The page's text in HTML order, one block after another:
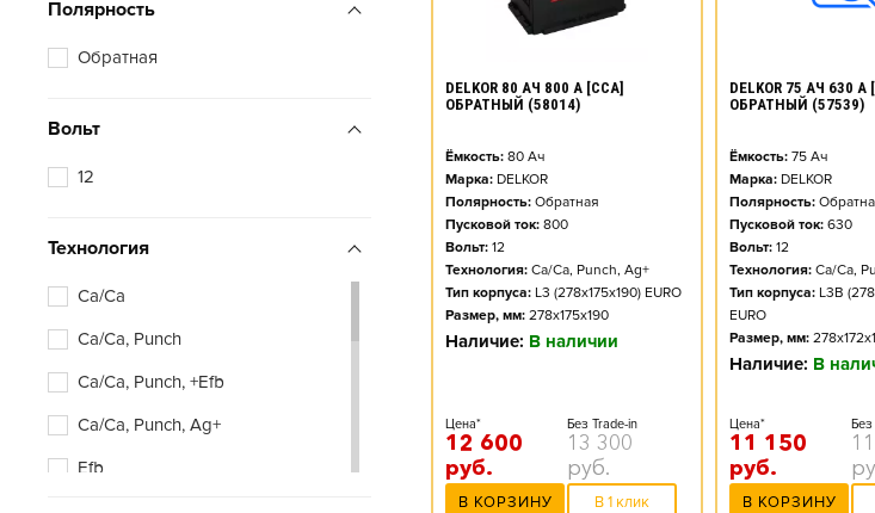
Полярность
Обратная
Вольт
12
Технология
Ca/Ca
Ca/Ca, Punch
Ca/Ca, Punch, +Efb
Ca/Ca, Punch, Ag+
Efb
DELKOR 80 АЧ 800 А [CCA]
ОБРАТНЫЙ (58014)
Ёмкость: 80 Ач
Марка: DELKOR
Полярность: Обратная
Пусковой ток: 800
Вольт: 12
Технология: Ca/Ca, Punch, Ag+
Тип корпуса: L3 (278x175x190) EURO
Размер, мм: 278x175x190
Наличие: В наличии
Цена*
12 600
руб.
Без Trade-in
13 300
руб.
В КОРЗИНУ В 1 клик
DELKOR 75 АЧ 630
ОБРАТНЫЙ (57539)
Ёмкость: 75 Ач
Марка: DELKOR
Полярность:
Пусковой ток: 630
Вольт: 12
Технология: Ca/Ca,
Тип корпуса: L3B
EURO
Размер, мм:
Наличие: В
Цена*
11 150
руб.
Без
В КОРЗИНУ